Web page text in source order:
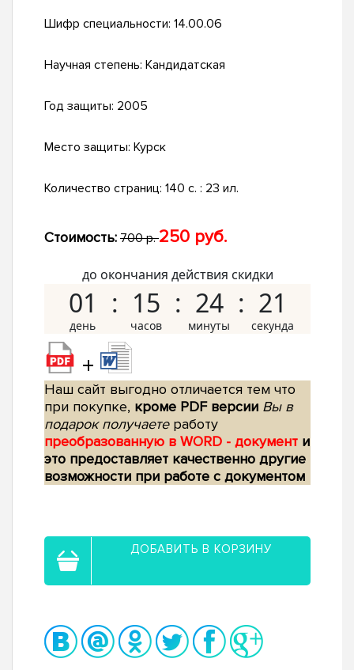
Шифр специальности: 14.00.06
Научная степень: Кандидатская
Год защиты: 2005
Место защиты: Курск
Количество страниц: 140 с. : 23 ил.
Стоимость: 700 р.250 руб.
до окончания действия скидки
01 15 24 21
+
Наш сайт выгодно отличается тем что
при покупке, кроме PDF версии Вы в
подарок получаетеработу
преобразованную в WORD - документ и
это предоставляет качественно другие
возможности при работе с документом
ДОБАВИТЬ В КОРЗИНУ